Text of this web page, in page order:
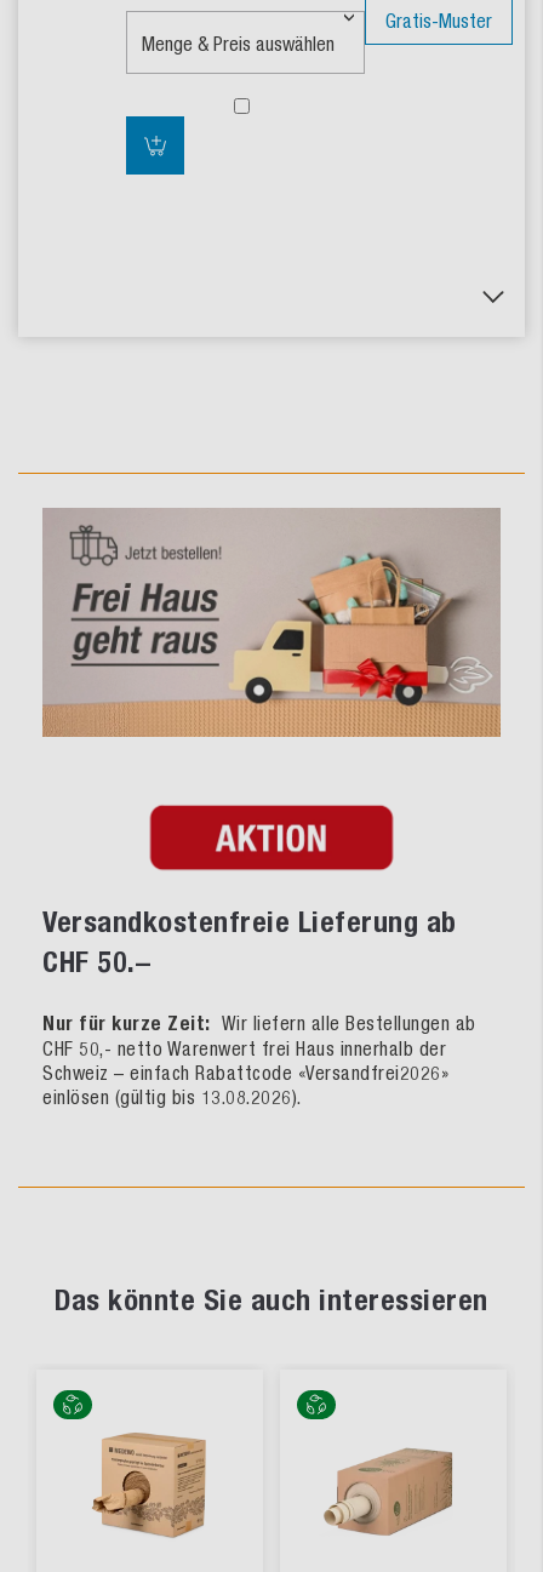
Gratis-Muster
Versandkostenfreie Lieferung ab
CHF 50.–
Nur für kurze Zeit: Wir liefern alle Bestellungen ab
CHF 50,- netto Warenwert frei Haus innerhalb der
Schweiz – einfach Rabattcode «Versandfrei2026»
einlösen (gültig bis 13.08.2026).
Das könnte Sie auch interessieren